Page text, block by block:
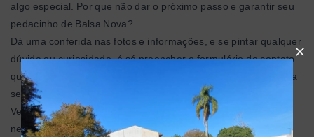
algo especial. Por que não dar o próximo passo e garantir seu
pedacinho de Balsa Nova?
Dá uma conferida nas fotos e informações, e se pintar qualquer
dúvida ou curiosidade, é só preencher o formulário de contato
que estamos aqui para ajudar. Essa chance não vai durar para
sempre, viu? 🏡
Vem conferir e se apaixonar! Fala com a gente e bora fazer
negócio! 💬